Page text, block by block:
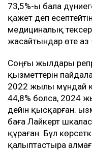
73,5%-ы бала
қажет деп
медициналық
жасайтындар өте аз
Соңғы жылдары
қызметтерін
2022 жылы мұндай
44,8% болса, 2024
дейін қысқарған.
баға Лайкерт
құраған. Бұл
қалыптастыра